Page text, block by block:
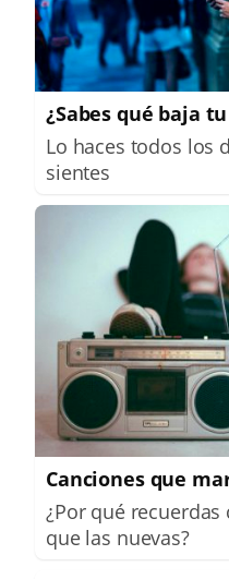
¿Sabes qué baja
Lo haces todos los
sientes
Canciones que
¿Por qué
que las nuevas?